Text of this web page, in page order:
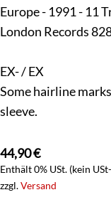
Europe - 1991 - 11
London Records
EX- / EX
Some hairline
sleeve.
44,90€
Enthält 0% USt. (kein
zzgl.Versand